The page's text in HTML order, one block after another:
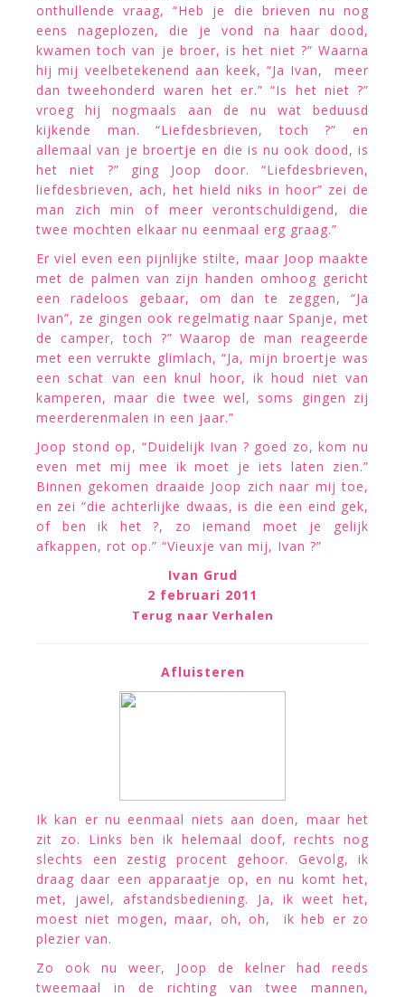
onthullende vraag, “Heb je die brieven nu nog
eens nageplozen, die je vond na haar dood,
kwamen toch van je broer, is het niet ?” Waarna
hij mij veelbetekenend aan keek, “Ja Ivan, meer
dan tweehonderd waren het er.” “Is het niet ?”
vroeg hij nogmaals aan de nu wat beduusd
kijkende man. “Liefdesbrieven, toch ?” en
allemaal van je broertje en die is nu ook dood, is
het niet ?” ging Joop door. “Liefdesbrieven,
liefdesbrieven, ach, het hield niks in hoor” zei de
man zich min of meer verontschuldigend, die
twee mochten elkaar nu eenmaal erg graag.”
Er viel even een pijnlijke stilte, maar Joop maakte
met de palmen van zijn handen omhoog gericht
een radeloos gebaar, om dan te zeggen, “Ja
Ivan”, ze gingen ook regelmatig naar Spanje, met
de camper, toch ?” Waarop de man reageerde
met een verrukte glimlach, “Ja, mijn broertje was
een schat van een knul hoor, ik houd niet van
kamperen, maar die twee wel, soms gingen zij
meerderenmalen in een jaar.”
Joop stond op, “Duidelijk Ivan ? goed zo, kom nu
even met mij mee ik moet je iets laten zien.”
Binnen gekomen draaide Joop zich naar mij toe,
en zei “die achterlijke dwaas, is die een eind gek,
of ben ik het ?, zo iemand moet je gelijk
afkappen, rot op.” “Vieuxje van mij, Ivan ?”
Ivan Grud
2 februari 2011
Terug naar Verhalen
Afluisteren
Ik kan er nu eenmaal niets aan doen, maar het
zit zo. Links ben ik helemaal doof, rechts nog
slechts een zestig procent gehoor. Gevolg, ik
draag daar een apparaatje op, en nu komt het,
met, jawel, afstandsbediening. Ja, ik weet het,
moest niet mogen, maar, oh, oh, ik heb er zo
plezier van.
Zo ook nu weer, Joop de kelner had reeds
tweemaal in de richting van twee mannen,